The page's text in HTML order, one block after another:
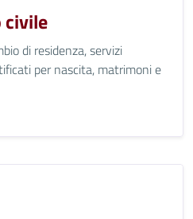
civile
di residenza, servizi
per nascita, matrimoni e